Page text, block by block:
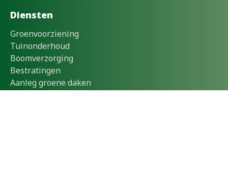
Diensten
Groenvoorziening
Tuinonderhoud
Boomverzorging
Bestratingen
Aanleg groene daken